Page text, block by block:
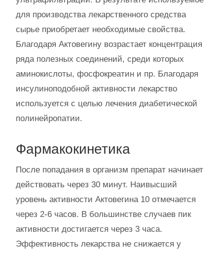
для производства лекарственного средства
сырье приобретает необходимые свойства.
Благодаря Актовегину возрастает концентрация
ряда полезных соединений, среди которых
аминокислоты, фосфокреатин и пр. Благодаря
инсулиноподобной активности лекарство
используется с целью лечения диабетической
полинейропатии.
Фармакокинетика
После попадания в организм препарат начинает
действовать через 30 минут. Наивысший
уровень активности Актовегина 10 отмечается
через 2-6 часов. В большинстве случаев пик
активности достигается через 3 часа.
Эффективность лекарства не снижается у